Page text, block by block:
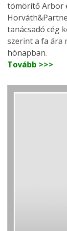
tömörítő Arbor
tanácsadó cég
szerint a fa ára
hónapban.
Tovább >>>